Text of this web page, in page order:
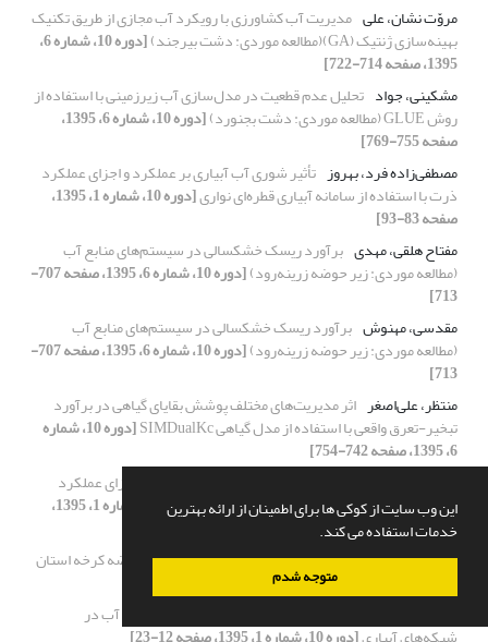
این وب سایت از کوکی ها برای اطمینان از ارائه بهترین
خدمات استفاده می کند.
متوجه شدم
مروّت نشان، علی مدیریت آب کشاورزی با رویکرد آب مجازی از طریق تکنیک
بهینه‌سازی ژنتیک (GA)(مطالعه موردی: دشت بیرجند) [دوره 10، شماره 6،
1395، صفحه 714-722]
مشکینی، جواد تحلیل عدم قطعیت در مدل‌سازی آب زیرزمینی با استفاده از
روش GLUE (مطالعه موردی: دشت بجنورد) [دوره 10، شماره 6، 1395،
صفحه 755-769]
مصطفی‌زاده فرد، بهروز تأثیر شوری آب آبیاری بر عملکرد و اجزای عملکرد
ذرت با استفاده از سامانه آبیاری قطره‌ای نواری [دوره 10، شماره 1، 1395،
صفحه 83-93]
مفتاح هلقی، مهدی برآورد ریسک خشکسالی در سیستم‌های منابع آب
(مطالعه موردی: زیر حوضه زرینه‌رود) [دوره 10، شماره 6، 1395، صفحه 707-
713]
مقدسی، مهنوش برآورد ریسک خشکسالی در سیستم‌های منابع آب
(مطالعه موردی: زیر حوضه زرینه‌رود) [دوره 10، شماره 6، 1395، صفحه 707-
713]
منتظر، علی‌اصغر اثر مدیریت‌های مختلف پوشش بقایای گیاهی در برآورد
تبخیر-تعرق واقعی با استفاده از مدل گیاهی SIMDualKc [دوره 10، شماره
6، 1395، صفحه 742-754]
تأثیر شوری آب آبیاری بر عملکرد و اجزای عملکرد
ذرت با استفاده از سامانه آبیاری قطره‌ای نواری [دوره 10، شماره 1، 1395،
صفحه 83-93]
منظمی، نجمه بررسی فراوانی خشکسالی هواشناسی در حوضه کرخه استان
بهینه‌سازی تخصیص و برنامه‌ریزی تحویل آب در